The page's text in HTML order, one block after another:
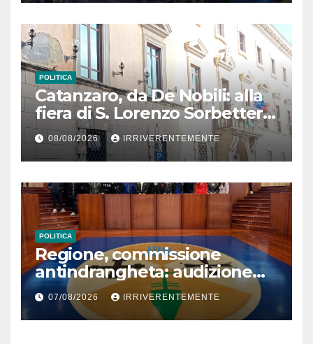
POLITICA
Catanzaro, da De Nobili: alla
fiera di S. Lorenzo Sorbetteria
Calabria Straordinaria e il
cabaret di Procopio
08/08/2026 IRRIVERENTEMENTE
POLITICA
Regione, commissione
antindrangheta: audizione
Rodi Morabito. Coraggio
denuncia e vicinanza
istituzioni
07/08/2026 IRRIVERENTEMENTE